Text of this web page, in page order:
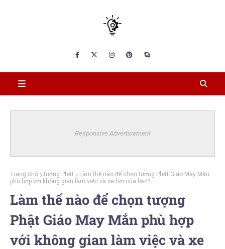
Responsive Advertisement
Trang chủ tượng Phật
Làm thế nào để chọn tượng Phật Giáo May Mắn
phù hợp với không gian làm việc và xe hơi của bạn?
Làm thế nào để chọn tượng
Phật Giáo May Mắn phù hợp
với không gian làm việc và xe